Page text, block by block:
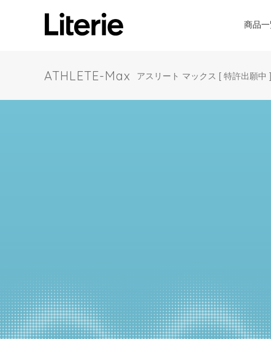
商品
ATHLETE-Max アスリート マックス [ 特許出願